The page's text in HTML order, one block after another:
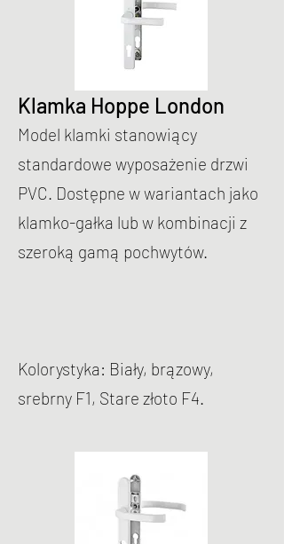
Klamka Hoppe London
Model klamki stanowiący
standardowe wyposażenie drzwi
PVC. Dostępne w wariantach jako
klamko-gałka lub w kombinacji z
szeroką gamą pochwytów.
Kolorystyka: Biały, brązowy,
srebrny F1, Stare złoto F4.